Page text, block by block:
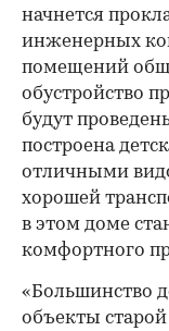
начнется
инженерных
помещений
обустройство
будут
построена
отличными
хорошей
в этом доме
комфортного
«Большинство
объекты